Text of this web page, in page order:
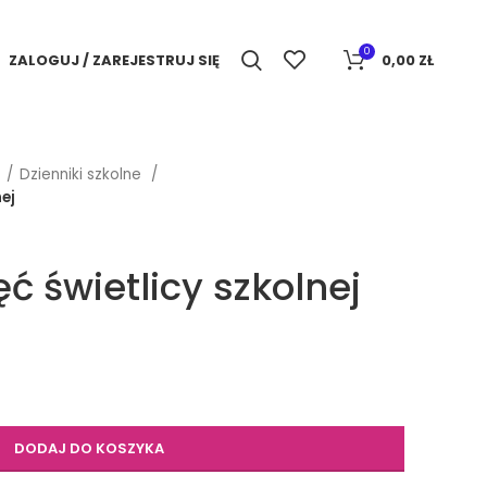
ZALOGUJ / ZAREJESTRUJ SIĘ 0 0,00 ZŁ
Dzienniki szkolne
świetlicy szkolnej
DODAJ DO KOSZYKA